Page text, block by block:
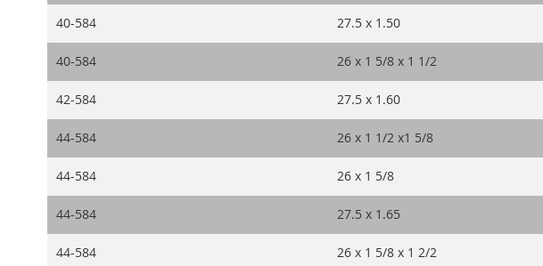
40-584 27.5 x 1.50
40-584 26 x 1 5/8 x 1 1/2
42-584 27.5 x 1.60
44-584 26 x 1 1/2 x1 5/8
44-584 26 x 1 5/8
44-584 27.5 x 1.65
44-584 26 x 1 5/8 x 1 2/2